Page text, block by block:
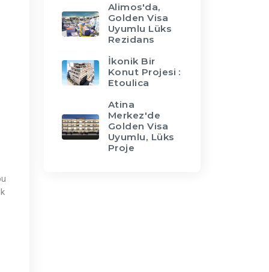
Alimos'da,
Golden Visa
Uyumlu Lüks
Rezidans
İkonik Bir
Konut Projesi :
Etoulica
Atina
Merkez'de
Golden Visa
Uyumlu, Lüks
Proje